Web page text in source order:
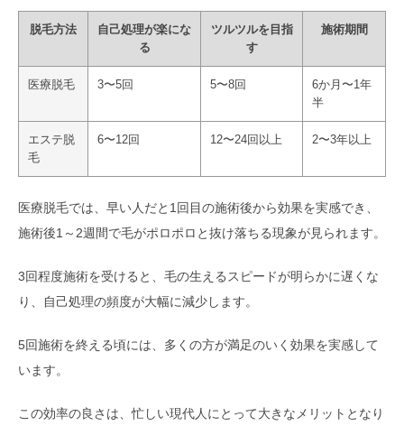
脱毛方法
自己処理が楽にな
る
ツルツルを目指
す
施術期間
医療脱毛 3〜5回 5〜8回
6か月〜1年
半
エステ脱
毛
6〜12回 12〜24回以上 2〜3年以上
医療脱毛では、早い人だと1回目の施術後から効果を実感でき、
施術後1～2週間で毛がポロポロと抜け落ちる現象が見られます。
3回程度施術を受けると、毛の生えるスピードが明らかに遅くな
り、自己処理の頻度が大幅に減少します。
5回施術を終える頃には、多くの方が満足のいく効果を実感して
います。
この効率の良さは、忙しい現代人にとって大きなメリットとなり